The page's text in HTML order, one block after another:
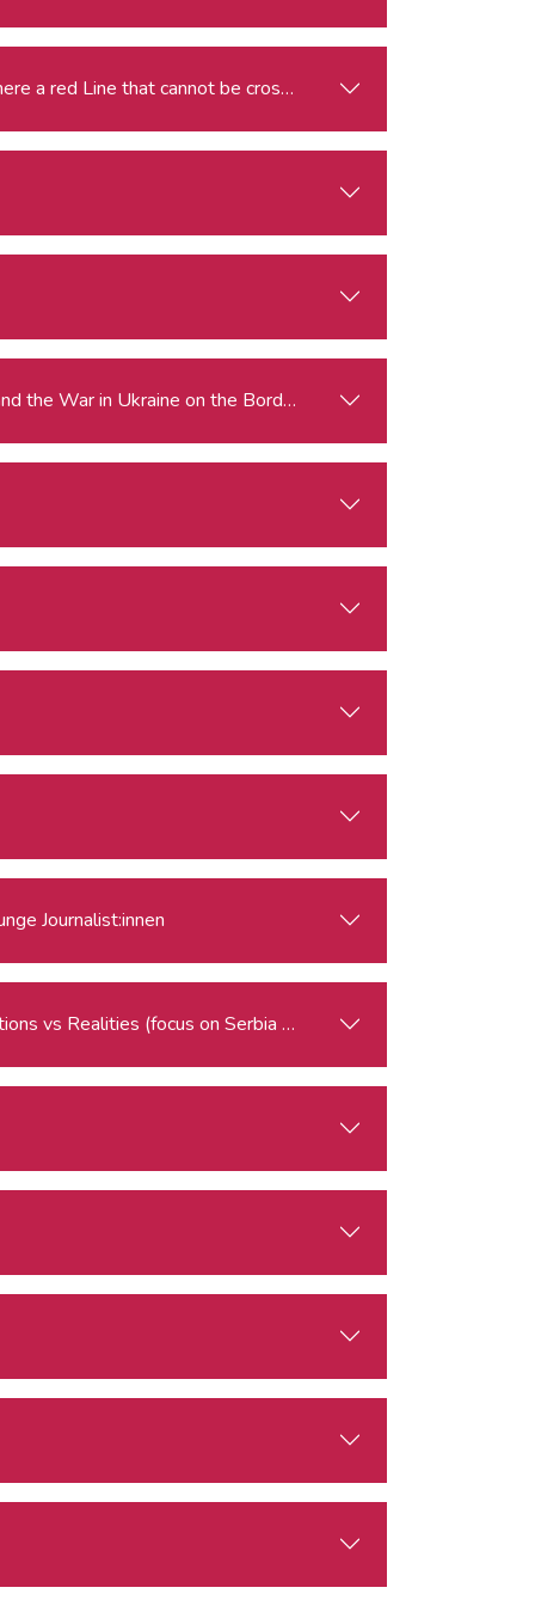
Far-right Rhetoric and Policies are advancing in Europe: Is there a red Line that cannot be crossed?
the War in Ukraine on the Border
Journalist:innen
Russia’s and China’s Presence in the Western Balkans: Perceptions vs Realities (focus on Serbia and Kosovo)